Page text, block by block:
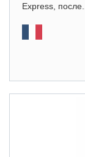
Express, после...